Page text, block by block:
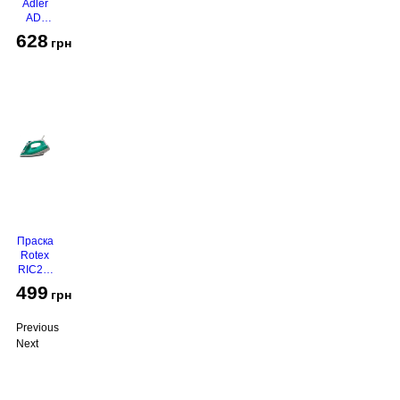
Adler
AD-
628 грн
Праска
Rotex
RIC21-
Super
499 грн
Previous
Next